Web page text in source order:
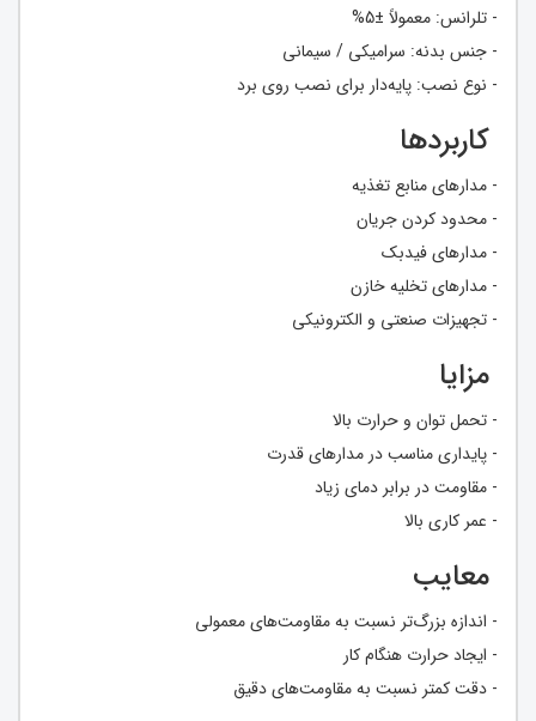
- تلرانس: معمولاً ±5%
- جنس بدنه: سرامیکی / سیمانی
- نوع نصب: پایه‌دار برای نصب روی برد
کاربردها
- مدارهای منابع تغذیه
- محدود کردن جریان
- مدارهای فیدبک
- مدارهای تخلیه خازن
- تجهیزات صنعتی و الکترونیکی
مزایا
- تحمل توان و حرارت بالا
- پایداری مناسب در مدارهای قدرت
- مقاومت در برابر دمای زیاد
- عمر کاری بالا
معایب
- اندازه بزرگ‌تر نسبت به مقاومت‌های معمولی
- ایجاد حرارت هنگام کار
- دقت کمتر نسبت به مقاومت‌های دقیق